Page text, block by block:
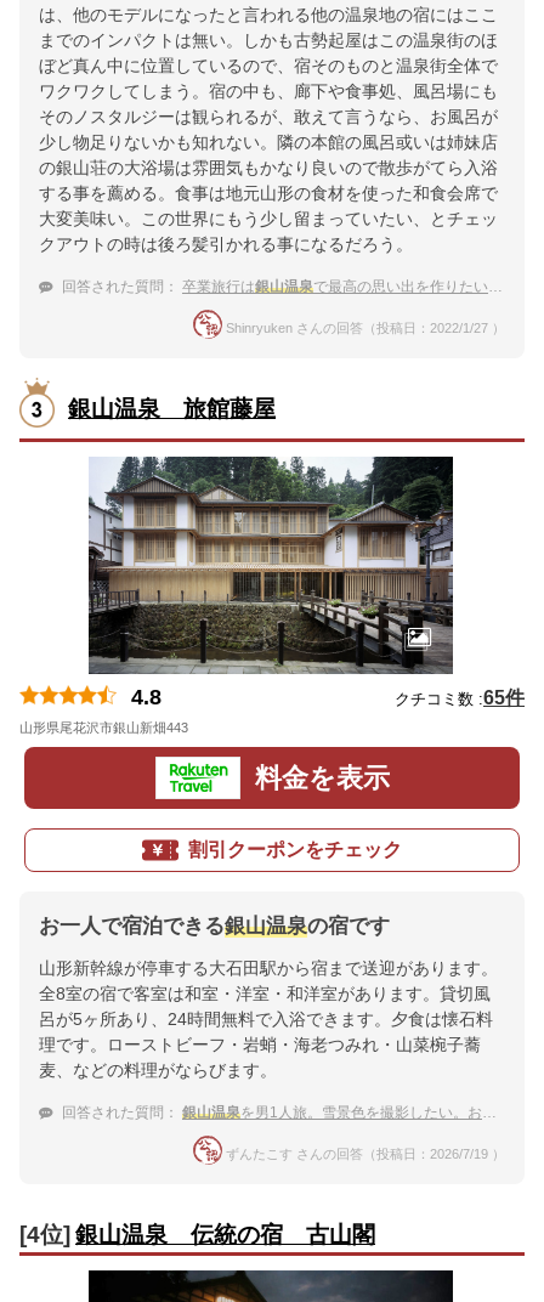
は、他のモデルになったと言われる他の温泉地の宿にはここ
までのインパクトは無い。しかも古勢起屋はこの温泉街のほ
ぼど真ん中に位置しているので、宿そのものと温泉街全体で
ワクワクしてしまう。宿の中も、廊下や食事処、風呂場にも
そのノスタルジーは観られるが、敢えて言うなら、お風呂が
少し物足りないかも知れない。隣の本館の風呂或いは姉妹店
の銀山荘の大浴場は雰囲気もかなり良いので散歩がてら入浴
する事を薦める。食事は地元山形の食材を使った和食会席で
大変美味い。この世界にもう少し留まっていたい、とチェッ
クアウトの時は後ろ髪引かれる事になるだろう。
回答された質問： 卒業旅行は銀山温泉で最高の思い出を作りたい。おすすめの
Shinryuken さんの回答（投稿日：2022/1/27 ）
銀山温泉 旅館藤屋
4.8 クチコミ数 :65件
山形県尾花沢市銀山新畑443
料金を表示
割引クーポンをチェック
お一人で宿泊できる銀山温泉の宿です
山形新幹線が停車する大石田駅から宿まで送迎があります。
全8室の宿で客室は和室・洋室・和洋室があります。貸切風
呂が5ヶ所あり、24時間無料で入浴できます。夕食は懐石料
理です。ローストビーフ・岩蛸・海老つみれ・山菜椀子蕎
麦、などの料理がならびます。
回答された質問： 銀山温泉を男1人旅。雪景色を撮影したい。おすすめ宿は？
ずんたこす さんの回答（投稿日：2026/7/19 ）
[4位]銀山温泉 伝統の宿 古山閣